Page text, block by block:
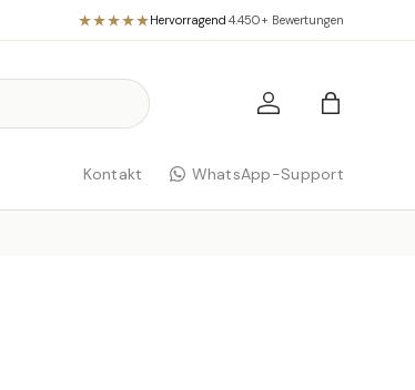
Hervorragend·4.450+ Bewertungen
Einloggen
Kontakt WhatsApp-Support